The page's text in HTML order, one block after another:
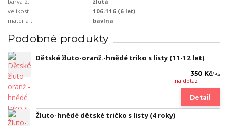
velikost:
106-116 (6 let)
materiál:
bavlna
Podobné produkty
Dětské žluto-oranž.-hnědé triko s listy (11-12 let)
350 Kč/ks
na dotaz
Detail
Žluto-hnědé dětské tričko s listy (4 roky)